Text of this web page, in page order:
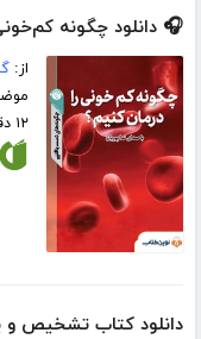
🎧 دانلود چگونه
از:
۱۲ دقیقه
دانلود کتاب تشخیص و